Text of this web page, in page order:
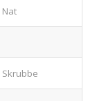
Nat
Skrubbe